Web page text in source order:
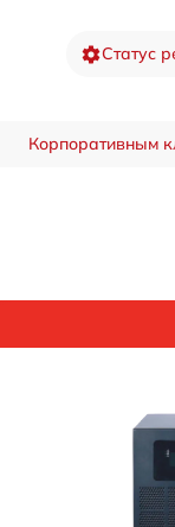
Статус
Корпоративным